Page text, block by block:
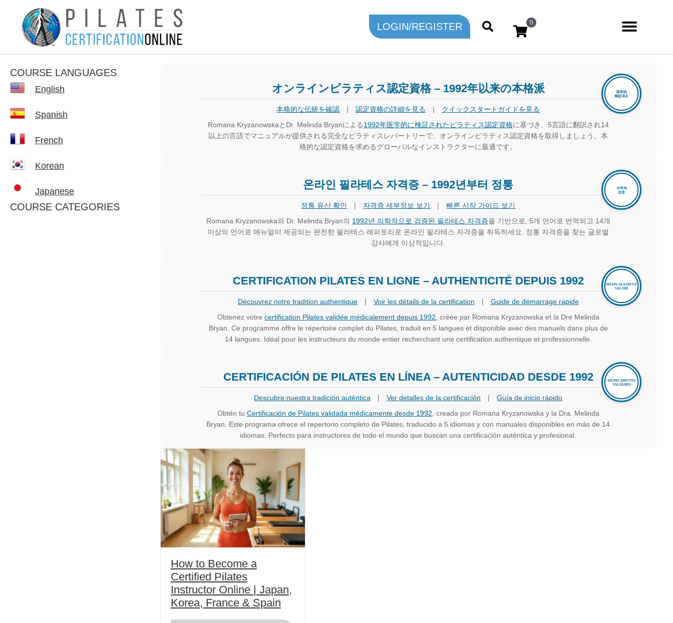
LOGIN/REGISTER 0
COURSE LANGUAGES
English
Spanish
French
Korean
Japanese
COURSE CATEGORIES
オンラインピラティス認定資格 – 1992年以来の本格派
本格的な伝統を確認 | 認定資格の詳細を見る |
クイックスタートガイドを見る
Romana KryzanowskaとDr. Melinda Bryanによる1992年医学的に検証されたピラティス認定資格に基づき、5言語に翻訳され14
以上の言語でマニュアルが提供される完全なピラティスレパートリーで、オンラインピラティス認定資格を取得しましょう。本
格的な認定資格を求めるグローバルなインストラクターに最適です。
온라인 필라테스 자격증 – 1992년부터 정통
정통 유산 확인 | 자격증 세부정보 보기 |
빠른 시작 가이드 보기
Romana Kryzanowska와 Dr. Melinda Bryan의 1992년 의학적으로 검증된 필라테스 자격증을 기반으로, 5개 언어로 번역되고 14개
이상의 언어로 매뉴얼이 제공되는 완전한 필라테스 레퍼토리로 온라인 필라테스 자격증을 취득하세요. 정통 자격증을 찾는 글로벌
강사에게 이상적입니다.
CERTIFICATION PILATES EN LIGNE – AUTHENTICITÉ DEPUIS 1992
Découvrez notre tradition authentique | Voir les détails de la certification |
Guide de démarrage rapide
Obtenez votre certification Pilates validée médicalement depuis 1992 , créée par Romana Kryzanowska et la Dre Melinda
Bryan. Ce programme offre le répertoire complet du Pilates, traduit en 5 langues et disponible avec des manuels dans plus de
14 langues. Idéal pour les instructeurs du monde entier recherchant une certification authentique et professionnelle.
CERTIFICACIÓN DE PILATES EN LÍNEA – AUTENTICIDAD DESDE 1992
Descubre nuestra tradición auténtica | Ver detalles de la certificación |
Guía de inicio rápido
Obtén tu Certificación de Pilates validada médicamente desde 1992 , creada por Romana Kryzanowska y la Dra. Melinda
Bryan. Este programa ofrece el repertorio completo de Pilates, traducido a 5 idiomas y con manuales disponibles en más de 14
idiomas. Perfecto para instructores de todo el mundo que buscan una certificación auténtica y profesional.
How to Become a
Certified Pilates
Instructor Online | Japan,
Korea, France & Spain